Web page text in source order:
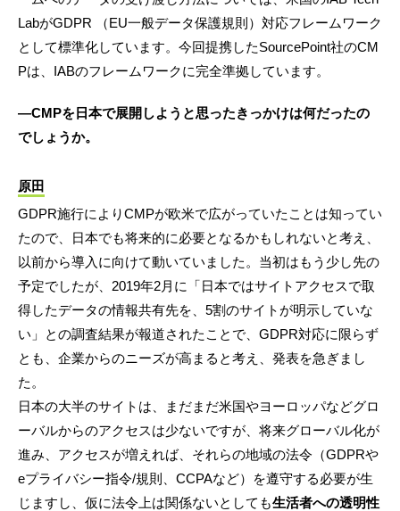
LabがGDPR （EU一般データ保護規則）対応フレームワーク
として標準化しています。今回提携したSourcePoint社のCM
Pは、IABのフレームワークに完全準拠しています。
―CMPを日本で展開しようと思ったきっかけは何だったの
でしょうか。
原田
GDPR施行によりCMPが欧米で広がっていたことは知ってい
たので、日本でも将来的に必要となるかもしれないと考え、
以前から導入に向けて動いていました。当初はもう少し先の
予定でしたが、2019年2月に「日本ではサイトアクセスで取
得したデータの情報共有先を、5割のサイトが明示していな
い」との調査結果が報道されたことで、GDPR対応に限らず
とも、企業からのニーズが高まると考え、発表を急ぎまし
た。
日本の大半のサイトは、まだまだ米国やヨーロッパなどグロ
ーバルからのアクセスは少ないですが、将来グローバル化が
進み、アクセスが増えれば、それらの地域の法令（GDPRや
eプライバシー指令/規則、CCPAなど）を遵守する必要が生
じますし、仮に法令上は関係ないとしても生活者への透明性